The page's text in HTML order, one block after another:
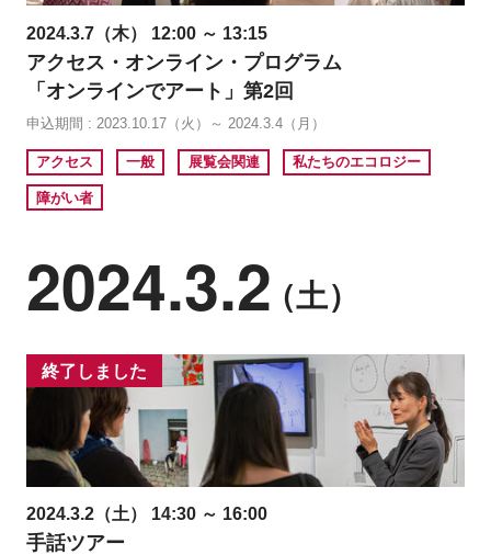
2024.3.7（木） 12:00 ～ 13:15
アクセス・オンライン・プログラム
「オンラインでアート」第2回
申込期間 : 2023.10.17（火）～ 2024.3.4（月）
アクセス 一般 展覧会関連 私たちのエコロジー
障がい者
2024.3.2（土）
終了しました
2024.3.2（土） 14:30 ～ 16:00
手話ツアー